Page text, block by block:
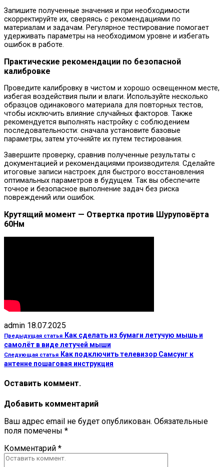
Запишите полученные значения и при необходимости
скорректируйте их, сверяясь с рекомендациями по
материалам и задачам. Регулярное тестирование помогает
удерживать параметры на необходимом уровне и избегать
ошибок в работе.
Практические рекомендации по безопасной
калибровке
Проведите калибровку в чистом и хорошо освещенном месте,
избегая воздействия пыли и влаги. Используйте несколько
образцов одинакового материала для повторных тестов,
чтобы исключить влияние случайных факторов. Также
рекомендуется выполнять настройку с соблюдением
последовательности: сначала установите базовые
параметры, затем уточняйте их путем тестирования.
Завершите проверку, сравнив полученные результаты с
документацией и рекомендациями производителя. Сделайте
итоговые записи настроек для быстрого восстановления
оптимальных параметров в будущем. Так вы обеспечите
точное и безопасное выполнение задач без риска
повреждений или ошибок.
Крутящий момент — Отвертка против Шуруповёрта
60Нм
admin 18.07.2025
Предыдущая статья Как сделать из бумаги летучую мышь и
самолёт в виде летучей мыши
Следующая статья Как подключить телевизор Самсунг к
антенне пошаговая инструкция
Оставить коммент.
Добавить комментарий
Ваш адрес email не будет опубликован. Обязательные
поля помечены *
Комментарий *